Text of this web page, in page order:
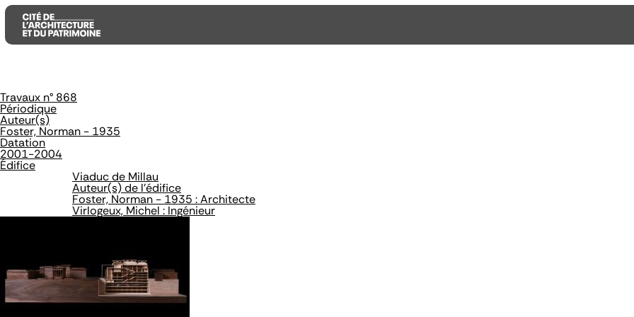
Aller
au
contenu
principal
Aller
au
menu
principal
Aller
à
la
recherche
Travaux n° 868
Périodique
Auteur(s)
Foster, Norman - 1935
Datation
2001-2004
Édifice
Viaduc de Millau
Auteur(s) de l'édifice
Foster, Norman - 1935 : Architecte
Virlogeux, Michel : Ingénieur